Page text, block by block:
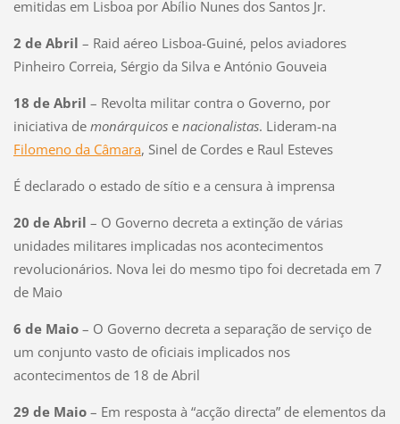
emitidas em Lisboa por Abílio Nunes dos Santos Jr.
2 de Abril – Raid aéreo Lisboa-Guiné, pelos aviadores
Pinheiro Correia, Sérgio da Silva e António Gouveia
18 de Abril – Revolta militar contra o Governo, por
iniciativa de monárquicose nacionalistas. Lideram-na
Filomeno da Câmara, Sinel de Cordes e Raul Esteves
É declarado o estado de sítio e a censura à imprensa
20 de Abril – O Governo decreta a extinção de várias
unidades militares implicadas nos acontecimentos
revolucionários. Nova lei do mesmo tipo foi decretada em 7
de Maio
6 de Maio – O Governo decreta a separação de serviço de
um conjunto vasto de oficiais implicados nos
acontecimentos de 18 de Abril
29 de Maio – Em resposta à “acção directa” de elementos da